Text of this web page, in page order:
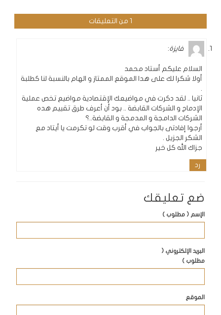
1 من التعليقات
فايزة:
السلام عليكم أستاد محمد
أولا شكرا لك على هدا الموقع الممتاز و الهام بالنسبة لنا كطلبة
ثانيا .. لقد دكرت في مواضيعك الإقتصادية مواضيع تخص عملية
الإدماج و الشركات القابضة .. بود أن أعرف طرق تقييم هده
الشركات الدامجة و المدمجة و القابضة..؟
أرجوا إفادتى بالجواب في أقرب وقت لو تكرمت يا أيتاد مع
الشكر الجزيل .
جزاك الله كل خير
رد
ضع تعليقك
الإسم ( مطلوب )
البريد الإلكتروني (
مطلوب )
الموقع